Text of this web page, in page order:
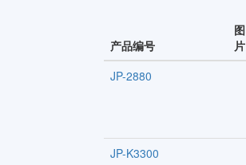
产品编号
图
片
JP-2880
JP-K3300